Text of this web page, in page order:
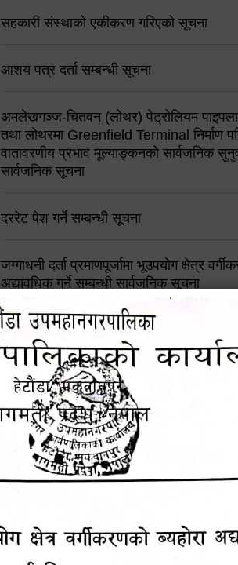
सहकारी संस्थाको एकीकरण गरिएको सूचना
आशय पत्र दर्ता सम्बन्धी सूचना
अमलेखगञ्ज-चितवन (लोथर) पेट्रोलियम
तथा लोथरमा Greenfield Terminal निर्माण
वातावरणीय प्रभाव मूल्याङ्कनको सार्वजनिक
सार्वजनिक सूचना
दररेट पेश गर्ने सम्बन्धी सूचना
जग्गाधनी दर्ता प्रमाणपूर्जामा भूउपयोग क्षेत्र
अद्यावधिक गर्ने सम्बन्धी सार्वजनिक सूचना
आशय पत्र दर्ता सम्बन्धी सूचना
शिक्षक सरुवा सहमतिका लागि दरखास्त आव्हान
हेटौंडा उपमहानगरपालिकाको सूची दर्ता सम्बन्धी
चुरियामाई सुरुङको संरक्षण तथा व्यवस्थापनको
पोषाक र परिचयपत्र अनिवार्य लगाउने सम्बन्धमा